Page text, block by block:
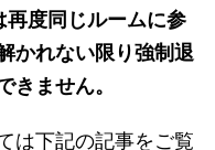
再度同じルームに参
かれない限り強制退
きません。
は下記の記事をご覧